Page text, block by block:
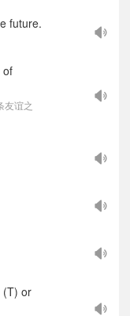
future.
of
友谊之
(T) or